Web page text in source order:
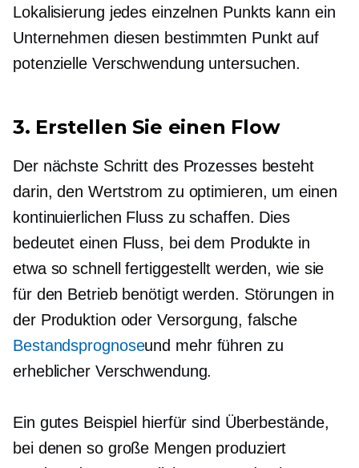
Lokalisierung jedes einzelnen Punkts kann ein
Unternehmen diesen bestimmten Punkt auf
potenzielle Verschwendung untersuchen.
3. Erstellen Sie einen Flow
Der nächste Schritt des Prozesses besteht
darin, den Wertstrom zu optimieren, um einen
kontinuierlichen Fluss zu schaffen. Dies
bedeutet einen Fluss, bei dem Produkte in
etwa so schnell fertiggestellt werden, wie sie
für den Betrieb benötigt werden. Störungen in
der Produktion oder Versorgung, falsche
Bestandsprognoseund mehr führen zu
erheblicher Verschwendung.
Ein gutes Beispiel hierfür sind Überbestände,
bei denen so große Mengen produziert